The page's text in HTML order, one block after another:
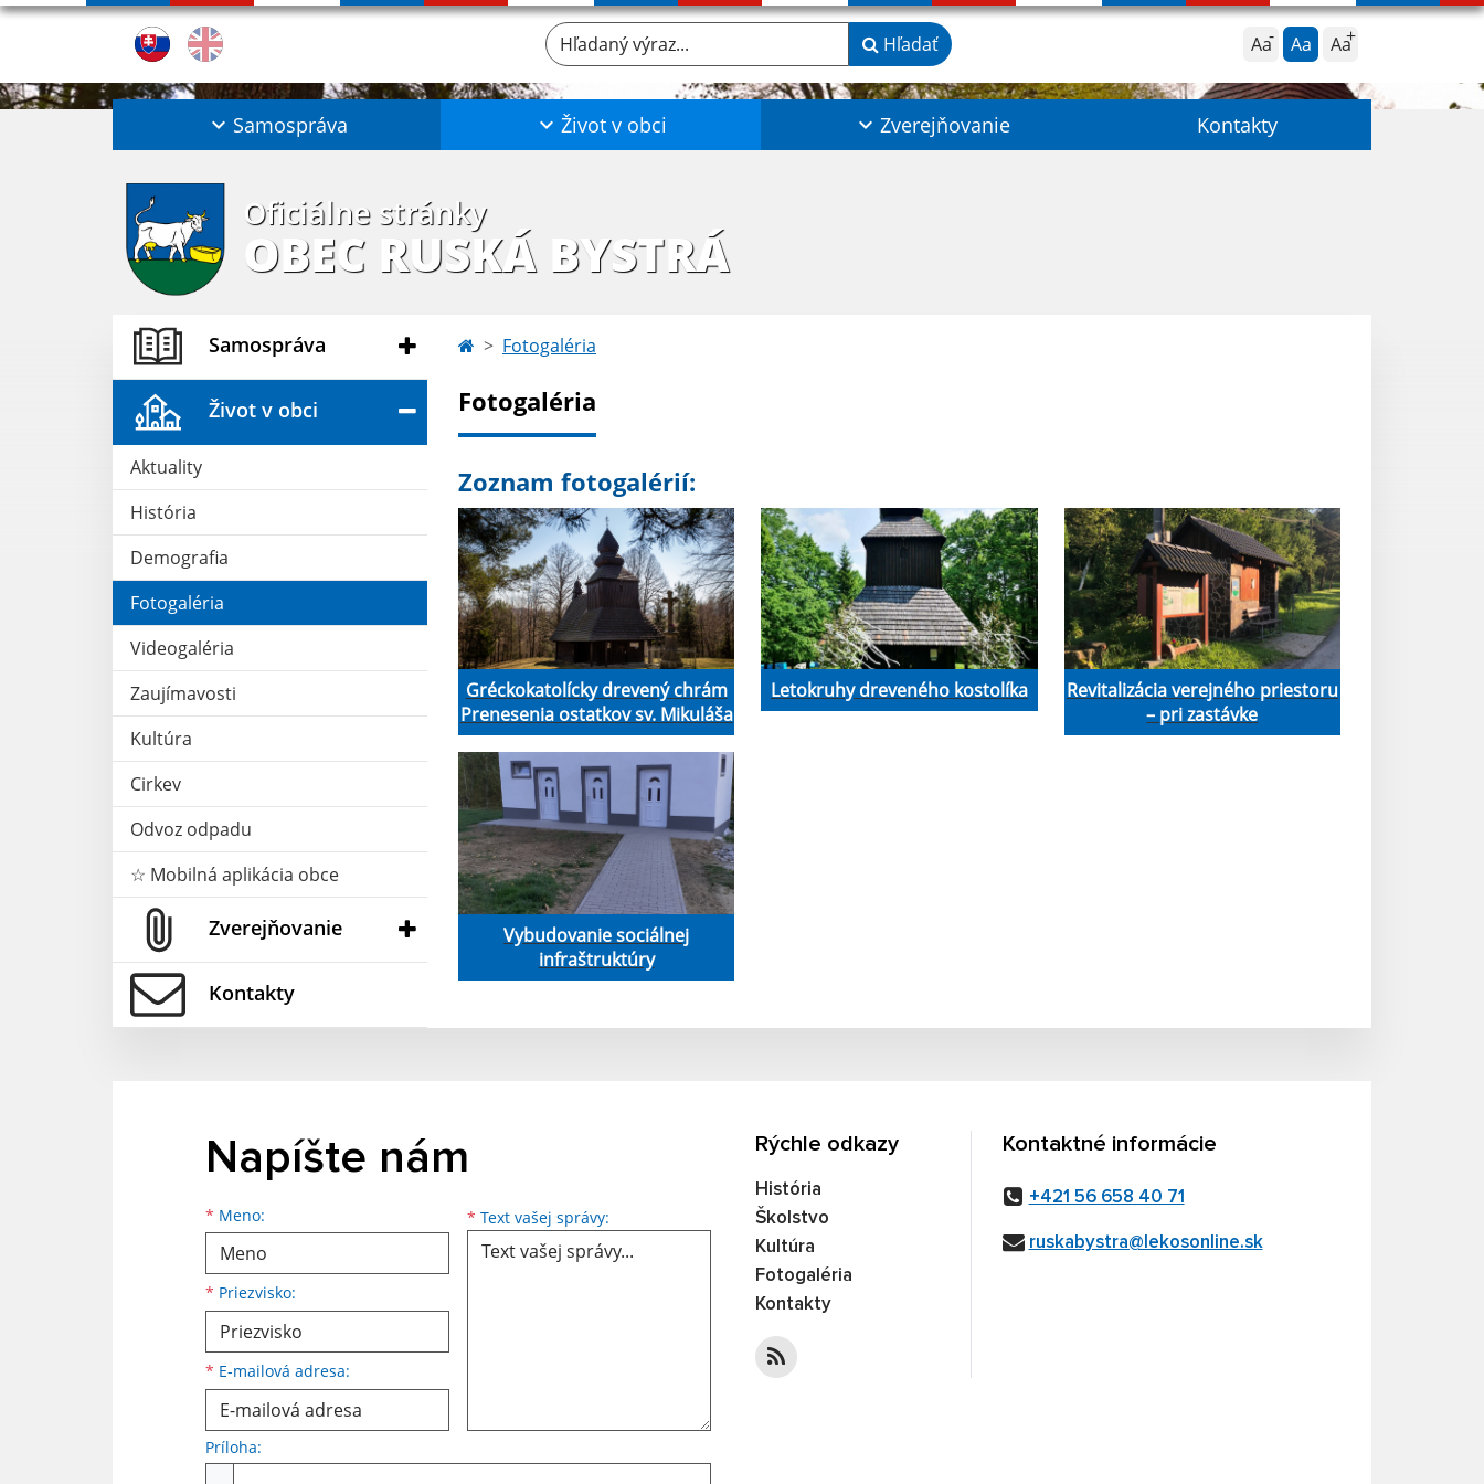
Aa Aa Aa
Hľadaný výraz... Hľadať
Samospráva Život v obci Zverejňovanie Kontakty
Oficiálne stránky
OBEC RUSKÁ BYSTRÁ
Samospráva
Život v obci
Aktuality
História
Demografia
Fotogaléria
Videogaléria
Zaujímavosti
Kultúra
Cirkev
Odvoz odpadu
☆ Mobilná aplikácia obce
Zverejňovanie
Kontakty
Fotogaléria
Fotogaléria
Zoznam fotogalérií:
Gréckokatolícky drevený chrám
Prenesenia ostatkov sv. Mikuláša
Letokruhy dreveného kostolíka
Revitalizácia verejného priestoru
– pri zastávke
Vybudovanie sociálnej
infraštruktúry
Napíšte nám
* Meno:
Meno
* Priezvisko:
Priezvisko
* E-mailová adresa:
E-mailová adresa * Text vašej správy: Text vašej správy...
Príloha:
Rýchle odkazy
História
Školstvo
Kultúra
Fotogaléria
Kontakty
Kontaktné informácie
+421 56 658 40 71
ruskabystra@lekosonline.sk